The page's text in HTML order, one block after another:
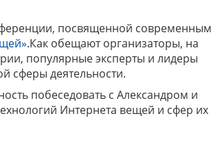
посвященной современным
.Как обещают организаторы, на
популярные эксперты и лидеры
сферы деятельности.
побеседовать с Александром и
Интернета вещей и сфер их